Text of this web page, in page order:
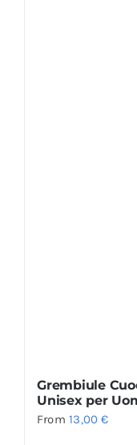
Grembiule
Unisex per
From13,00€